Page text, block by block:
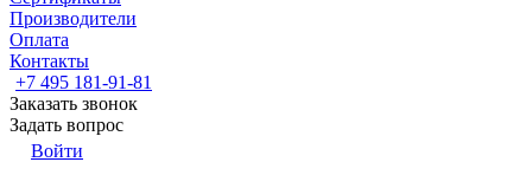
Производители
Оплата
Контакты
+7 495 181-91-81
Заказать звонок
Задать вопрос
Войти